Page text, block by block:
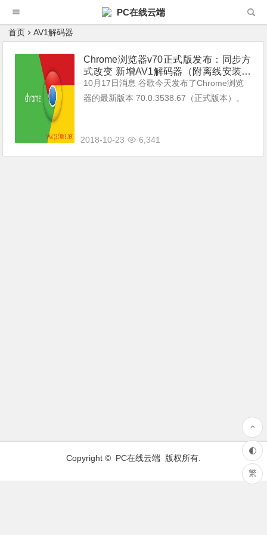
PC在线云端
首页 AV1解码器
Chrome浏览器v70正式版发布：同步方
式改变 新增AV1解码器（附离线安装包
下载地址）
10月17日消息 谷歌今天发布了Chrome浏览
器的最新版本 70.0.3538.67（正式版本）。
ogle帐户时...
2018-10-23 6,341
Copyright © PC在线云端 版权所有.
繁